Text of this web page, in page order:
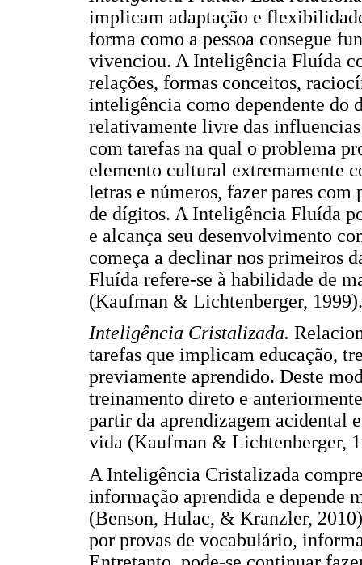
implicam adaptação e
forma como a pessoa consegue
vivenciou. A Inteligência Fluída
relações, formas conceitos,
inteligência como dependente do
relativamente livre das
com tarefas na qual o problema
elemento cultural extremamente
letras e números, fazer pares
de dígitos. A Inteligência Fluída
e alcança seu desenvolvimento
começa a declinar nos primeiros
Fluída refere-se à habilidade de
(Kaufman & Lichtenberger, 1999).
Inteligência Cristalizada.
tarefas que implicam educação,
previamente aprendido. Deste
treinamento direto e
partir da aprendizagem acidental
vida (Kaufman & Lichtenberger,
A Inteligência Cristalizada
informação aprendida e depende
(Benson, Hulac, & Kranzler,
por provas de vocabulário,